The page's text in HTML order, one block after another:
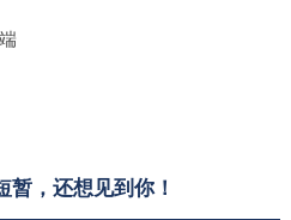
暂，还想见到你！